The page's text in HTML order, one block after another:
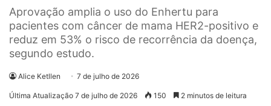
Aprovação amplia o uso do Enhertu para
pacientes com câncer de mama HER2-positivo e
reduz em 53% o risco de recorrência da doença,
segundo estudo.
Alice Ketllen 7 de julho de 2026
Última Atualização 7 de julho de 2026 150 2 minutos de leitura